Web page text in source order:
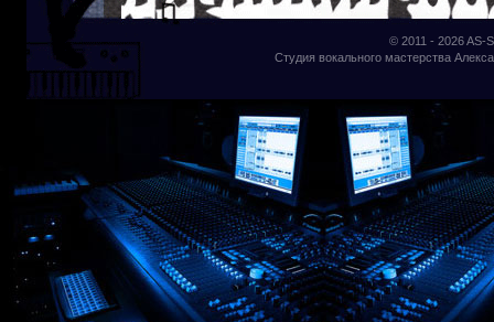
© 2011 - 2026AS-
Студия вокального мастерства